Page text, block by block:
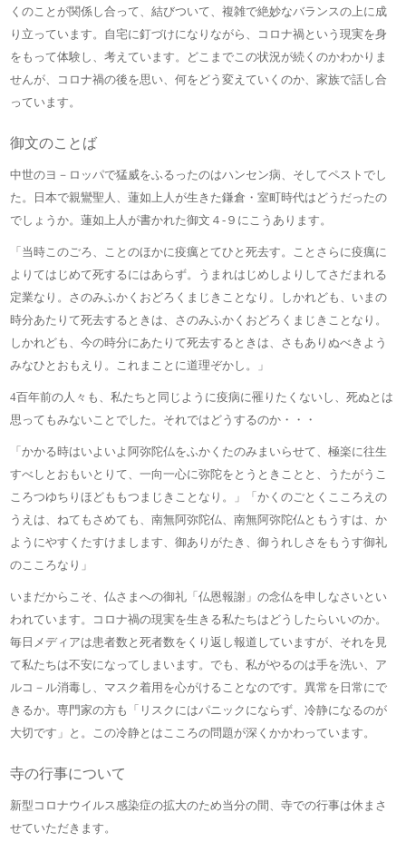
くのことが関係し合って、結びついて、複雑で絶妙なバランスの上に成
り立っています。自宅に釘づけになりながら、コロナ禍という現実を身
をもって体験し、考えています。どこまでこの状況が続くのかわかりま
せんが、コロナ禍の後を思い、何をどう変えていくのか、家族で話し合
っています。
御文のことば
中世のヨ－ロッパで猛威をふるったのはハンセン病、そしてペストでし
た。日本で親鸞聖人、蓮如上人が生きた鎌倉・室町時代はどうだったの
でしょうか。蓮如上人が書かれた御文４-９にこうあります。
「当時このごろ、ことのほかに疫癘とてひと死去す。ことさらに疫癘に
よりてはじめて死するにはあらず。うまれはじめしよりしてさだまれる
定業なり。さのみふかくおどろくまじきことなり。しかれども、いまの
時分あたりて死去するときは、さのみふかくおどろくまじきことなり。
しかれども、今の時分にあたりて死去するときは、さもありぬべきよう
みなひとおもえり。これまことに道理ぞかし。」
4百年前の人々も、私たちと同じように疫病に罹りたくないし、死ぬとは
思ってもみないことでした。それではどうするのか・・・
「かかる時はいよいよ阿弥陀仏をふかくたのみまいらせて、極楽に往生
すべしとおもいとりて、一向一心に弥陀をとうときことと、うたがうこ
ころつゆちりほどももつまじきことなり。」「かくのごとくこころえの
うえは、ねてもさめても、南無阿弥陀仏、南無阿弥陀仏ともうすは、か
ようにやすくたすけまします、御ありがたき、御うれしさをもうす御礼
のこころなり」
いまだからこそ、仏さまへの御礼「仏恩報謝」の念仏を申しなさいとい
われています。コロナ禍の現実を生きる私たちはどうしたらいいのか。
毎日メディアは患者数と死者数をくり返し報道していますが、それを見
て私たちは不安になってしまいます。でも、私がやるのは手を洗い、ア
ルコ－ル消毒し、マスク着用を心がけることなのです。異常を日常にで
きるか。専門家の方も「リスクにはパニックにならず、冷静になるのが
大切です」と。この冷静とはこころの問題が深くかかわっています。
寺の行事について
新型コロナウイルス感染症の拡大のため当分の間、寺での行事は休まさ
せていただきます。